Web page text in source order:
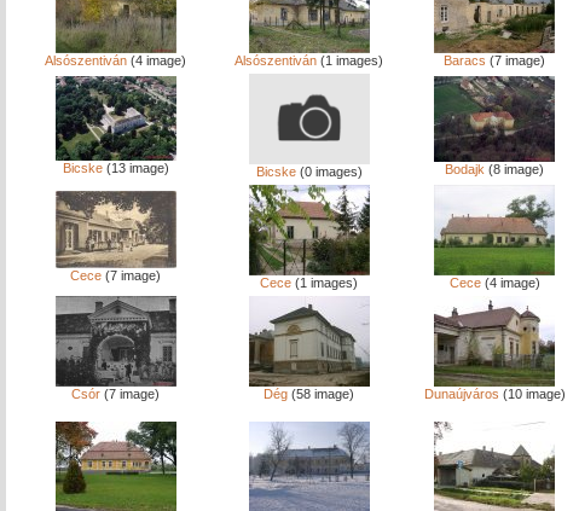
Alsószentiván (4 image) Alsószentiván (1 images) Baracs (7 image)
Bicske(13 image) Bicske(0 images) Bodajk (8 image)
Cece (7 image) Cece (1 images) Cece(4 image)
Csór (7 image) Dég (58 image) Dunaújváros (10 image)